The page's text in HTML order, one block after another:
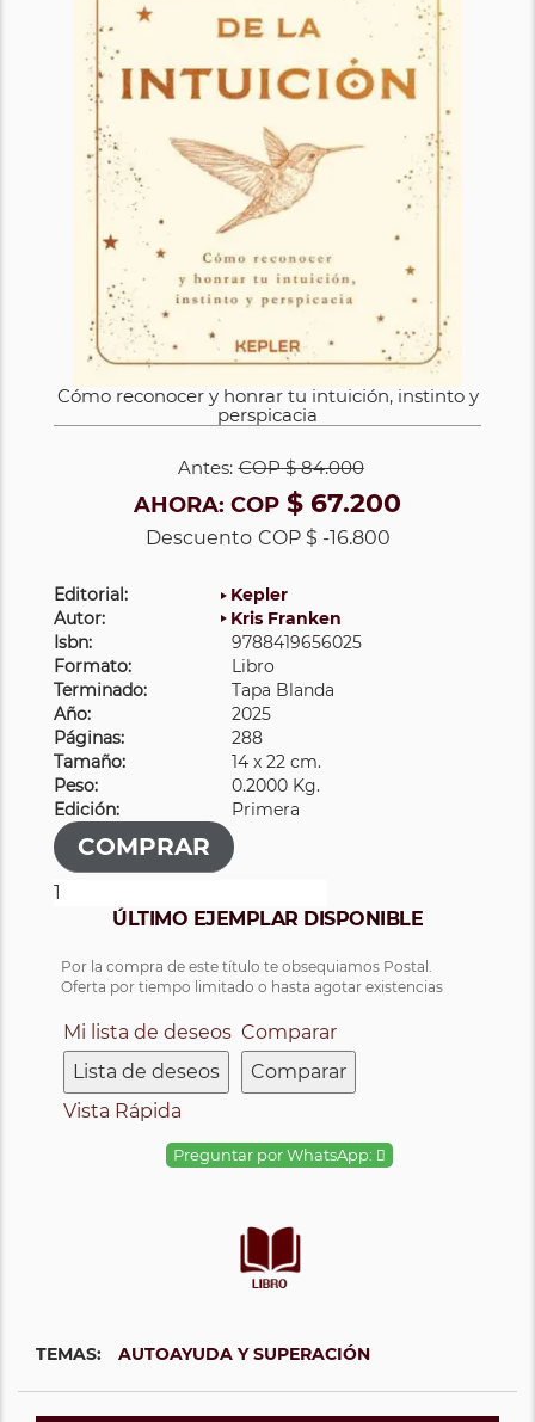
Cómo reconocer y honrar tu intuición, instinto y
perspicacia
Antes: COP$ 84.000
AHORA: COP $ 67.200
Descuento COP $ -16.800
Editorial:
Kepler
Autor:
Kris Franken
Isbn:
9788419656025
Formato:
Libro
Terminado:
Tapa Blanda
Año:
2025
Páginas:
288
Tamaño:
14 x 22 cm.
Peso:
0.2000 Kg.
Edición:
Primera
ÚLTIMO EJEMPLAR DISPONIBLE
Por la compra de este título te obsequiamos Postal.
Oferta por tiempo limitado o hasta agotar existencias
Mi lista de deseos
Lista de deseos
Comparar
Comparar
Vista Rápida
Preguntar por WhatsApp:
TEMAS: AUTOAYUDA Y SUPERACIÓN